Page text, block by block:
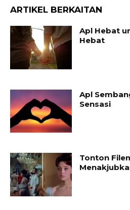
ARTIKEL BERKAITAN
Apl Hebat
Hebat
Apl
Sensasi
Tonton